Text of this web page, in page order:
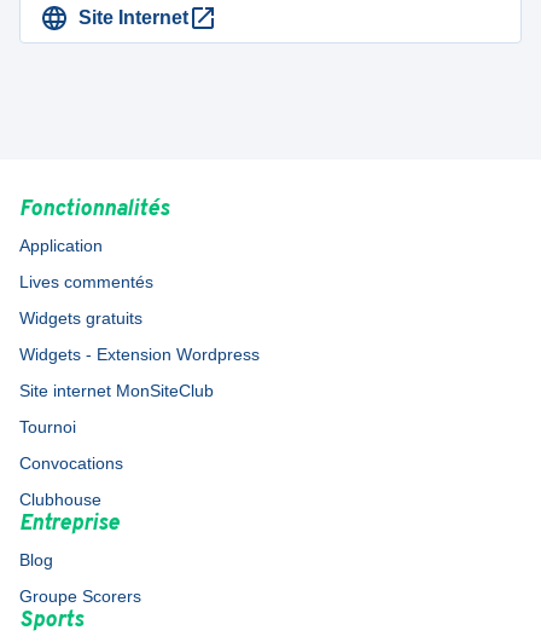
Site Internet
Fonctionnalités
Application
Lives commentés
Widgets gratuits
Widgets - Extension Wordpress
Site internet MonSiteClub
Tournoi
Convocations
Clubhouse
Entreprise
Blog
Groupe Scorers
Sports